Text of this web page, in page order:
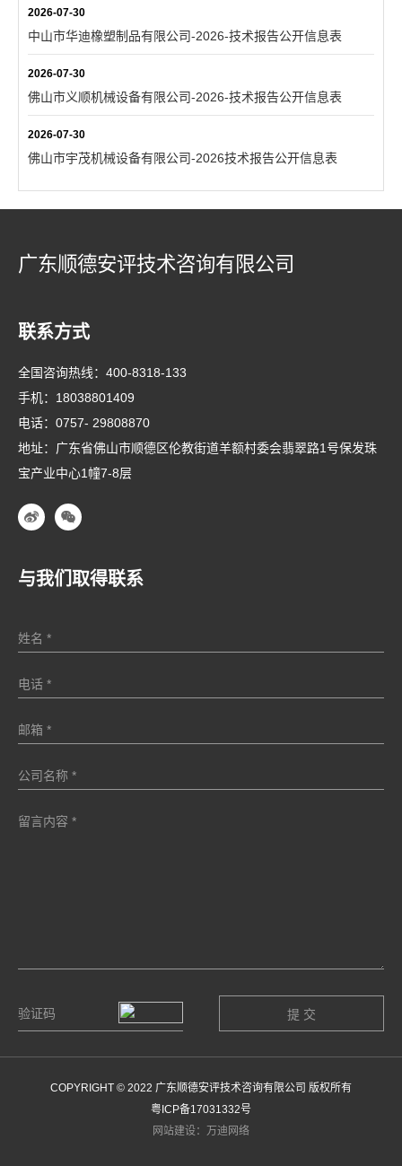
2026-07-30
中山市华迪橡塑制品有限公司-2026-技术报告公开信息表
2026-07-30
佛山市义顺机械设备有限公司-2026-技术报告公开信息表
2026-07-30
佛山市宇茂机械设备有限公司-2026技术报告公开信息表
广东顺德安评技术咨询有限公司
联系方式
全国咨询热线： 400-8318-133
手机： 18038801409
电话： 0757- 29808870
地址：广东省佛山市顺德区伦教街道羊额村委会翡翠路1号保发珠
宝产业中心1幢7-8层
与我们取得联系
COPYRIGHT © 2022 广东顺德安评技术咨询有限公司 版权所有
粤ICP备17031332号
网站建设：万迪网络